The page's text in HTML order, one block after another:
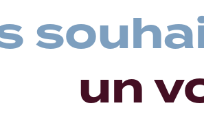
un